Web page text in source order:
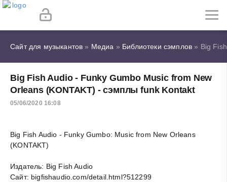
Сайт для музыкантов » Медиа » Библиотеки сэмплов » Big
Big Fish Audio - Funky Gumbo Music from New
Orleans (KONTAKT) - сэмплы funk Kontakt
05/06/2020 16:08
Big Fish Audio - Funky Gumbo: Music from New Orleans
(KONTAKT)
Издатель: Big Fish Audio
Сайт: bigfishaudio.com/detail.html?512299